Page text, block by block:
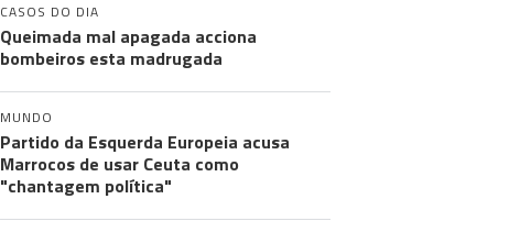
CASOS DO DIA
Queimada mal apagada acciona
bombeiros esta madrugada
MUNDO
Partido da Esquerda Europeia acusa
Marrocos de usar Ceuta como
"chantagem política"